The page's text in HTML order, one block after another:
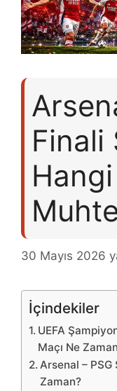
Finali
30 Mayıs 2026
İçindekiler
UEFA
Maçı Ne
Arsenal –
Zaman?